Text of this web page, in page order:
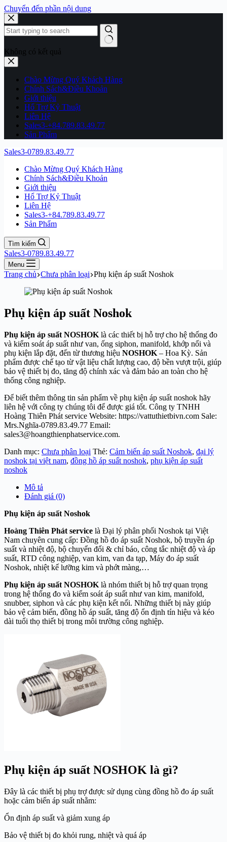
Chuyển đến phần nội dung
Không có kết quả
Chào Mừng Quý Khách Hàng
Chính Sách&Điều Khoản
Giới thiệu
Hổ Trợ Kỷ Thuật
Liên Hệ
Sales3-+84.789.83.49.77
Sản Phẩm
Sales3-0789.83.49.77
Chào Mừng Quý Khách Hàng
Chính Sách&Điều Khoản
Giới thiệu
Hổ Trợ Kỷ Thuật
Liên Hệ
Sales3-+84.789.83.49.77
Sản Phẩm
Tìm kiếm
Sales3-0789.83.49.77
Menu
Trang chủ Chưa phân loại Phụ kiện áp suất Noshok
Phụ kiện áp suất Noshok
Phụ kiện áp suất NOSHOK là các thiết bị hỗ trợ cho hệ thống đo
và kiểm soát áp suất như van, ống siphon, manifold, khớp nối và
phụ kiện lắp đặt, đến từ thương hiệu NOSHOK – Hoa Kỳ. Sản
phẩm được chế tạo từ vật liệu chất lượng cao, độ bền vượt trội, giúp
bảo vệ thiết bị đo, tăng độ chính xác và đảm bảo an toàn cho hệ
thống công nghiệp.
Để biết thêm thông tin sản phẩm về phụ kiện áp suất noshok hãy
liên hệ với công ty chúng tôi để được giá tốt. Công ty TNHH
Hoàng Thiên Phát service Website: https://vattuthietbivn.com Sale:
Mrs.Nghĩa-0789.83.49.77 Email:
sales3@hoangthienphatservice.com.
Danh mục: Chưa phân loại Thẻ: Cảm biến áp suất Noshok, đại lý
noshok tại việt nam, đồng hồ áp suất noshok, phụ kiện áp suất
noshok
Mô tả
Đánh giá (0)
Phụ kiện áp suất Noshok
Hoàng Thiên Phát service là Đại lý phân phối Noshok tại Việt
Nam chuyên cung cấp: Đồng hồ đo áp suất Noshok, bộ truyền áp
suất và nhiệt độ, bộ chuyển đổi & chỉ báo, công tắc nhiệt độ và áp
suất, RTD công nghiệp, van kim, van đa tạp, Máy đo áp suất
Noshok, nhiệt kế lưỡng kim và phớt màng,…
Phụ kiện áp suất NOSHOK là nhóm thiết bị hỗ trợ quan trọng
trong hệ thống đo và kiểm soát áp suất như van kim, manifold,
snubber, siphon và các phụ kiện kết nối. Những thiết bị này giúp
bảo vệ cảm biến, đồng hồ áp suất, tăng độ ổn định tín hiệu và kéo
dài tuổi thọ thiết bị trong môi trường công nghiệp.
Phụ kiện áp suất NOSHOK là gì?
Đây là các thiết bị phụ trợ được sử dụng cùng đồng hồ đo áp suất
hoặc cảm biến áp suất nhằm:
Ổn định áp suất và giảm xung áp
Bảo vệ thiết bị đo khỏi rung, nhiệt và quá áp